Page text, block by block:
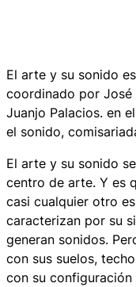
El arte y su sonido
coordinado por José
Juanjo Palacios. en
el sonido,
El arte y su sonido
centro de arte. Y es
casi cualquier otro
caracterizan por su
generan sonidos.
con sus suelos,
con su configuración